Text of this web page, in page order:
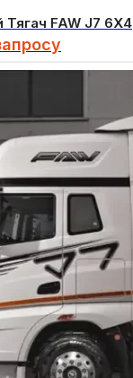
FAW J7 6Х4